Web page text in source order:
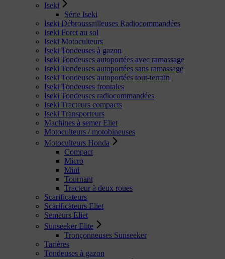
Iseki
Série Iseki
Iseki Débroussailleuses Radiocommandées
Iseki Foret au sol
Iseki Motoculteurs
Iseki Tondeuses à gazon
Iseki Tondeuses autoportées avec ramassage
Iseki Tondeuses autoportées sans ramassage
Iseki Tondeuses autoportées tout-terrain
Iseki Tondeuses frontales
Iseki Tondeuses radiocommandées
Iseki Tracteurs compacts
Iseki Transporteurs
Machines à semer Eliet
Motoculteurs / motobineuses
Motoculteurs Honda
Compact
Micro
Mini
Tournant
Tracteur à deux roues
Scarificateurs
Scarificateurs Eliet
Semeurs Eliet
Sunseeker Elite
Tronçonneuses Sunseeker
Tarières
Tondeuses à gazon